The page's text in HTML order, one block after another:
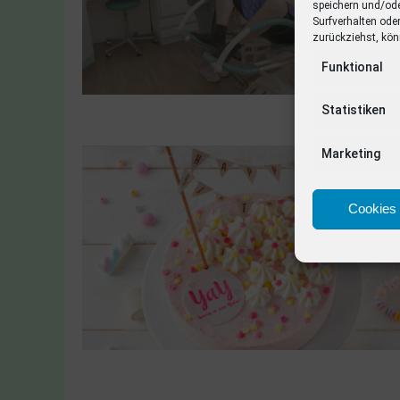
speichern und/
Surfverhalten
zurückziehst,
Funktional
Statistiken
Marketing
Cookies